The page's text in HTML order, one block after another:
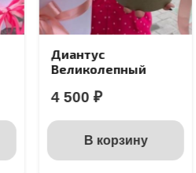
Диантус
Великолепный
4 500₽
В корзину